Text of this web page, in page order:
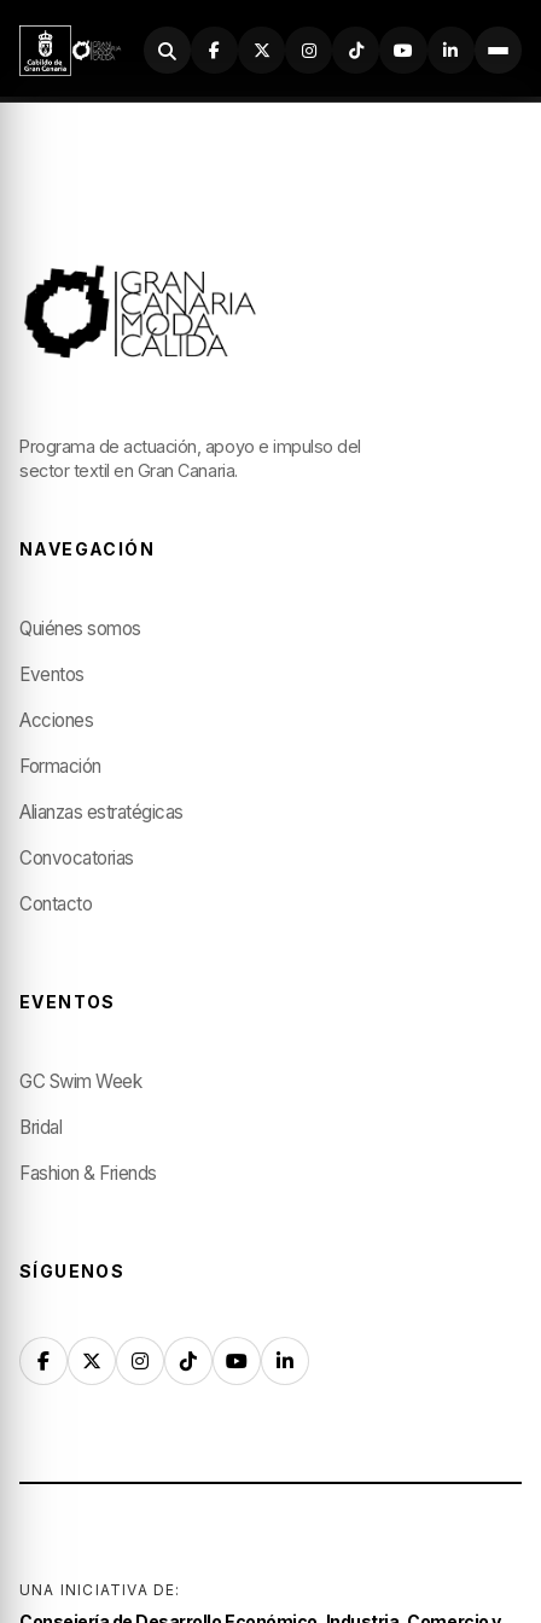
Buscador
Programa de actuación, apoyo e impulso del
sector textil en Gran Canaria.
NAVEGACIÓN
Quiénes somos
Eventos
Acciones
Formación
Alianzas estratégicas
Convocatorias
Contacto
EVENTOS
GC Swim Week
Bridal
Fashion & Friends
SÍGUENOS
UNA INICIATIVA DE: